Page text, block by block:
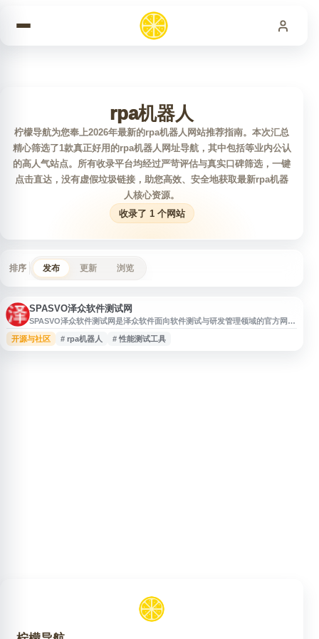
rpa机器人
柠檬导航为您奉上2026年最新的rpa机器人网站推荐指南。本次汇总
精心筛选了1款真正好用的rpa机器人网址导航，其中包括等业内公认
的高人气站点。所有收录平台均经过严苛评估与真实口碑筛选，一键
点击直达，没有虚假垃圾链接，助您高效、安全地获取最新rpa机器
人核心资源。
收录了 1 个网站
排序 发布 更新 浏览
SPASVO泽众软件测试网
SPASVO泽众软件测试网是泽众软件面向软件测试与研发管理领域的官方网
站，提供自动化测试、性能测试、测试管理、研发管理、RPA机器人、云真机
等软件测试工具与解决方案信息。网站内容覆盖产品介绍、行业应用、信创替
开源与社区 # rpa机器人 # 性能测试工具